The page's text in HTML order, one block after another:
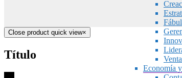
Economía
Close product quick view×
Título